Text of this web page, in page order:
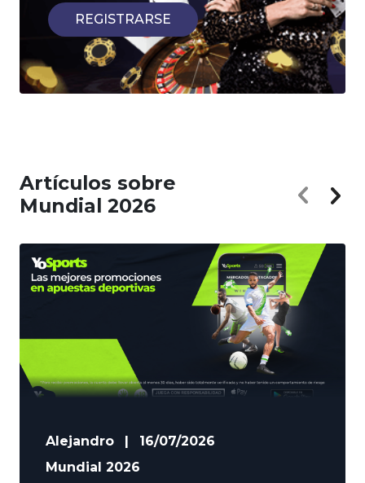
REGISTRARSE
Artículos sobre
Mundial 2026
Alejandro
16/07/2026
Mundial 2026